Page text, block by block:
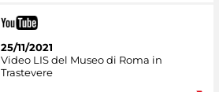
25/11/2021
Video LIS del Museo di Roma in
Trastevere